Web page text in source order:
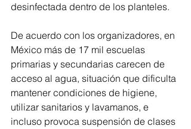
desinfectada dentro de los planteles.
De acuerdo con los organizadores, en
México más de 17 mil escuelas
primarias y secundarias carecen de
acceso al agua, situación que dificulta
mantener condiciones de higiene,
utilizar sanitarios y lavamanos, e
incluso provoca suspensión de clases